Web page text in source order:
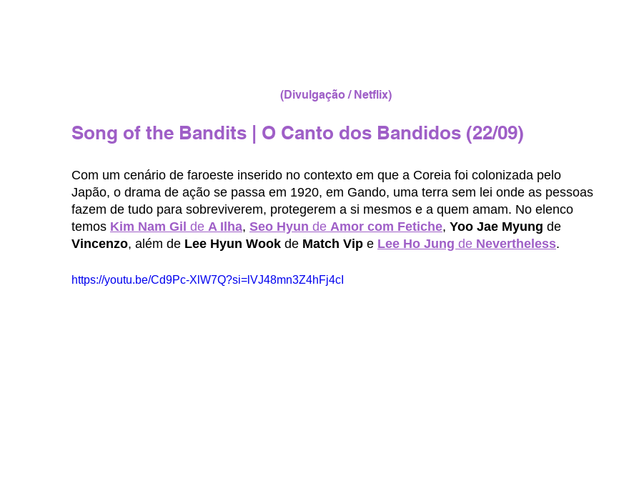
(Divulgação / Netflix)
Song of the Bandits | O Canto dos Bandidos (22/09)
Com um cenário de faroeste inserido no contexto em que a Coreia foi colonizada pelo
Japão, o drama de ação se passa em 1920, em Gando, uma terra sem lei onde as pessoas
fazem de tudo para sobreviverem, protegerem a si mesmos e a quem amam. No elenco
temos Kim Nam Gil de A Ilha, Seo Hyun de Amor com Fetiche, Yoo Jae Myung de
Vincenzo, além de Lee Hyun Wook de Match Vip e Lee Ho Jung de Nevertheless.
https://youtu.be/Cd9Pc-XlW7Q?si=lVJ48mn3Z4hFj4cI